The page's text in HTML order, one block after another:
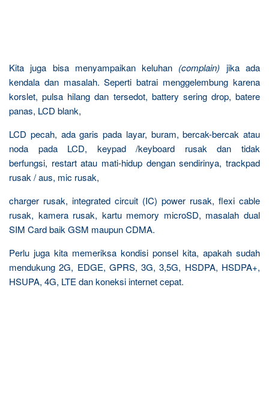
Kita juga bisa menyampaikan keluhan (complain) jika ada
kendala dan masalah. Seperti batrai menggelembung karena
korslet, pulsa hilang dan tersedot, battery sering drop, batere
panas, LCD blank,
LCD pecah, ada garis pada layar, buram, bercak-bercak atau
noda pada LCD, keypad /keyboard rusak dan tidak
berfungsi, restart atau mati-hidup dengan sendirinya, trackpad
rusak / aus, mic rusak,
charger rusak, integrated circuit (IC) power rusak, flexi cable
rusak, kamera rusak, kartu memory microSD, masalah dual
SIM Card baik GSM maupun CDMA.
Perlu juga kita memeriksa kondisi ponsel kita, apakah sudah
mendukung 2G, EDGE, GPRS, 3G, 3,5G, HSDPA, HSDPA+,
HSUPA, 4G, LTE dan koneksi internet cepat.